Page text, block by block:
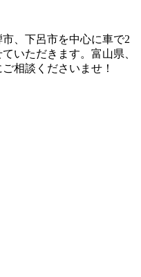
、下呂市を中心に車で2
いただきます。富山県、
相談くださいませ！